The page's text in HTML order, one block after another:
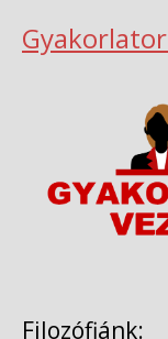
Filozófiánk: